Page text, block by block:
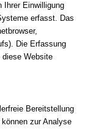
Ihrer Einwilligung
erfasst. Das
Die Erfassung
Website
Bereitstellung
zur Analyse